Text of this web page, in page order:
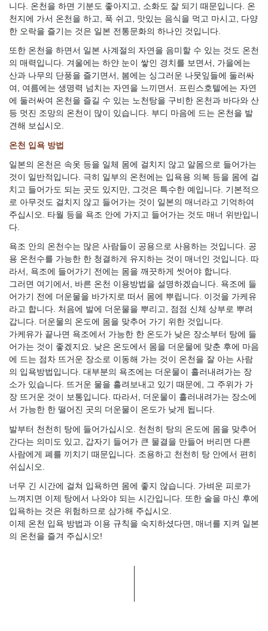
니다. 온천을 하면 기분도 좋아지고, 소화도 잘 되기 때문입니다. 온
천지에 가서 온천을 하고, 푹 쉬고, 맛있는 음식을 먹고 마시고, 다양
한 오락을 즐기는 것은 일본 전통문화의 하나인 것입니다.
또한 온천을 하면서 일본 사계절의 자연을 음미할 수 있는 것도 온천
의 매력입니다. 겨울에는 하얀 눈이 쌓인 경치를 보면서, 가을에는
산과 나무의 단풍을 즐기면서, 봄에는 싱그러운 나뭇잎들에 둘러싸
여, 여름에는 생명력 넘치는 자연을 느끼면서. 프린스호텔에는 자연
에 둘러싸여 온천을 즐길 수 있는 노천탕을 구비한 온천과 바다와 산
등 멋진 조망의 온천이 많이 있습니다. 부디 마음에 드는 온천을 발
견해 보십시오.
온천 입욕 방법
일본의 온천은 속옷 등을 일체 몸에 걸치지 않고 알몸으로 들어가는
것이 일반적입니다. 극히 일부의 온천에는 입욕용 의복 등을 몸에 걸
치고 들어가도 되는 곳도 있지만, 그것은 특수한 예입니다. 기본적으
로 아무것도 걸치지 않고 들어가는 것이 일본의 매너라고 기억하여
주십시오. 타월 등을 욕조 안에 가지고 들어가는 것도 매너 위반입니
다.
욕조 안의 온천수는 많은 사람들이 공용으로 사용하는 것입니다. 공
용 온천수를 가능한 한 청결하게 유지하는 것이 매너인 것입니다. 따
라서, 욕조에 들어가기 전에는 몸을 깨끗하게 씻어야 합니다.
그러면 여기에서, 바른 온천 이용방법을 설명하겠습니다. 욕조에 들
어가기 전에 더운물을 바가지로 떠서 몸에 뿌립니다. 이것을 가케유
라고 합니다. 처음에 발에 더운물을 뿌리고, 점점 신체 상부로 뿌려
갑니다. 더운물의 온도에 몸을 맞추어 가기 위한 것입니다.
가케유가 끝나면 욕조에서 가능한 한 온도가 낮은 장소부터 탕에 들
어가는 것이 좋겠지요. 낮은 온도에서 몸을 더운물에 맞춘 후에 마음
에 드는 점차 뜨거운 장소로 이동해 가는 것이 온천을 잘 아는 사람
의 입욕방법입니다. 대부분의 욕조에는 더운물이 흘러내려가는 장
소가 있습니다. 뜨거운 물을 흘려보내고 있기 때문에, 그 주위가 가
장 뜨거운 것이 보통입니다. 따라서, 더운물이 흘러내려가는 장소에
서 가능한 한 떨어진 곳의 더운물이 온도가 낮게 됩니다.
발부터 천천히 탕에 들어가십시오. 천천히 탕의 온도에 몸을 맞추어
간다는 의미도 있고, 갑자기 들어가 큰 물결을 만들어 버리면 다른
사람에게 폐를 끼치기 때문입니다. 조용하고 천천히 탕 안에서 편히
쉬십시오.
너무 긴 시간에 걸쳐 입욕하면 몸에 좋지 않습니다. 가벼운 피로가
느껴지면 이제 탕에서 나와야 되는 시간입니다. 또한 술을 마신 후에
입욕하는 것은 위험하므로 삼가해 주십시오.
이제 온천 입욕 방법과 이용 규칙을 숙지하셨다면, 매너를 지켜 일본
의 온천을 즐겨 주십시오!